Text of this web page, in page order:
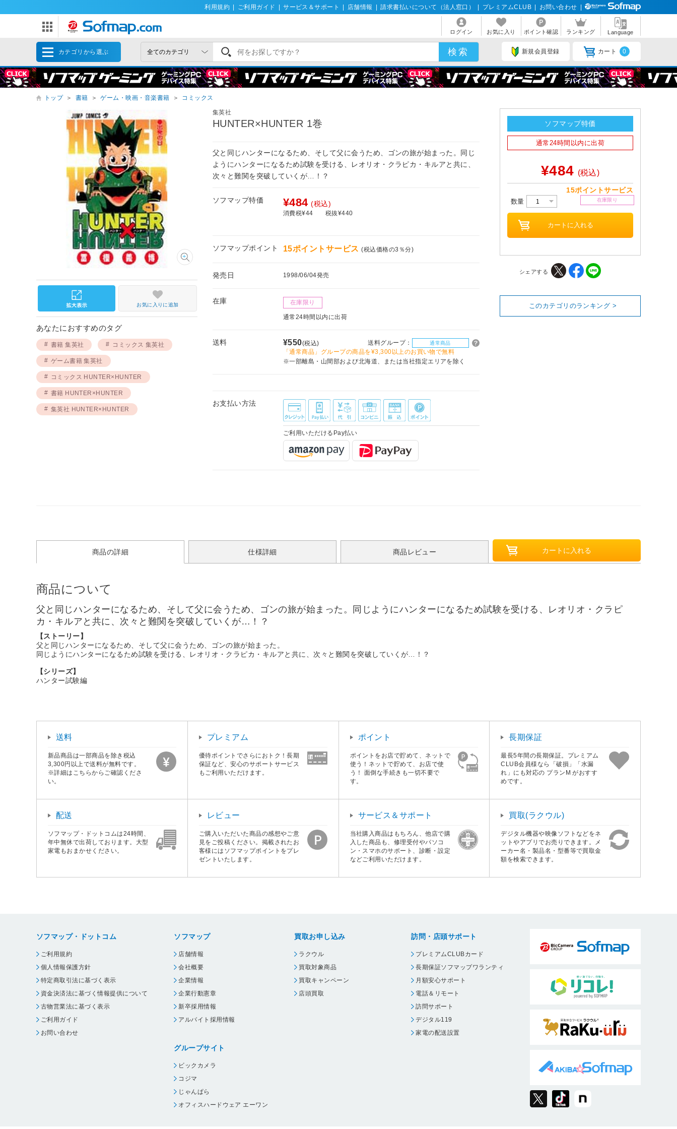
利用規約 ご利用ガイド サービス＆サポート 店舗情報 請求書払いについて（法人窓口） プレミアムCLUB お問い合わせ
ログイン お気に入り ポイント確認 ランキング Language
カテゴリから選ぶ 新規会員登録 カート 0
トップ ＞ 書籍 ＞ ゲーム・映画・音楽書籍 ＞ コミックス
集英社
HUNTER×HUNTER 1巻
父と同じハンターになるため、そして父に会うため、ゴンの旅が始まった。同じ
ようにハンターになるため試験を受ける、レオリオ・クラピカ・キルアと共に、
次々と難関を突破していくが…！？
ソフマップ特価 ¥484 (税込)
消費税¥44 税抜¥440
ソフマップポイント 15ポイントサービス(税込価格の3％分)
発売日 1998/06/04発売
在庫 在庫限り
通常24時間以内に出荷
送料 ¥550(税込) 送料グループ： 通常商品
「通常商品」グループの商品を¥3,300以上のお買い物で無料
※一部離島・山間部および北海道、または当社指定エリアを除く
お支払い方法
ご利用いただけるPay払い
お気に入りに追加
あなたにおすすめのタグ
書籍 集英社 コミックス 集英社
ゲーム書籍 集英社
コミックス HUNTER×HUNTER
書籍 HUNTER×HUNTER
集英社 HUNTER×HUNTER
ソフマップ特価
通常24時間以内に出荷
¥484 (税込)
15ポイントサービス
数量 在庫限り
シェアする
このカテゴリのランキング >
商品の詳細 仕様詳細 商品レビュー
商品について
父と同じハンターになるため、そして父に会うため、ゴンの旅が始まった。同じようにハンターになるため試験を受ける、レオリオ・クラピ
カ・キルアと共に、次々と難関を突破していくが…！？
【ストーリー】
父と同じハンターになるため、そして父に会うため、ゴンの旅が始まった。
同じようにハンターになるため試験を受ける、レオリオ・クラピカ・キルアと共に、次々と難関を突破していくが…！？
【シリーズ】
ハンター試験編
送料
新品商品は一部商品を除き税込
3,300円以上で送料が無料です。
※詳細はこちらからご確認くださ
い。
プレミアム
優待ポイントでさらにおトク！長期
保証など、安心のサポートサービス
もご利用いただけます。
ポイント
ポイントをお店で貯めて、ネットで
使う！ネットで貯めて、お店で使
う！ 面倒な手続きも一切不要で
す。
長期保証
最長5年間の長期保証。プレミアム
CLUB会員様なら「破損」「水漏
れ」にも対応の プランM がおすす
めです。
配送
ソフマップ・ドットコムは24時間、
年中無休で出荷しております。大型
家電もおまかせください。
レビュー
ご購入いただいた商品の感想やご意
見をご投稿ください。掲載されたお
客様にはソフマップポイントをプレ
ゼントいたします。
サービス＆サポート
当社購入商品はもちろん、他店で購
入した商品も、修理受付やパソコ
ン・スマホのサポート、診断・設定
などご利用いただけます。
買取(ラクウル)
デジタル機器や映像ソフトなどをネ
ットやアプリでお売りできます。メ
ーカー名・製品名・型番等で買取金
額を検索できます。
ソフマップ・ドットコム
ご利用規約
個人情報保護方針
特定商取引法に基づく表示
資金決済法に基づく情報提供について
古物営業法に基づく表示
ご利用ガイド
お問い合わせ
ソフマップ
店舗情報
会社概要
企業情報
企業行動憲章
新卒採用情報
アルバイト採用情報
グループサイト
ビックカメラ
コジマ
じゃんぱら
オフィスハードウェア エーワン
買取お申し込み
ラクウル
買取対象商品
買取キャンペーン
店頭買取
訪問・店頭サポート
プレミアムCLUBカード
長期保証ソフマップワランティ
月額安心サポート
電話＆リモート
訪問サポート
デジタル119
家電の配送設置